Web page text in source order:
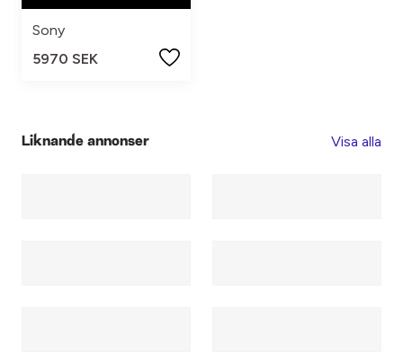
Sony
5970 SEK
Liknande annonser Visa alla